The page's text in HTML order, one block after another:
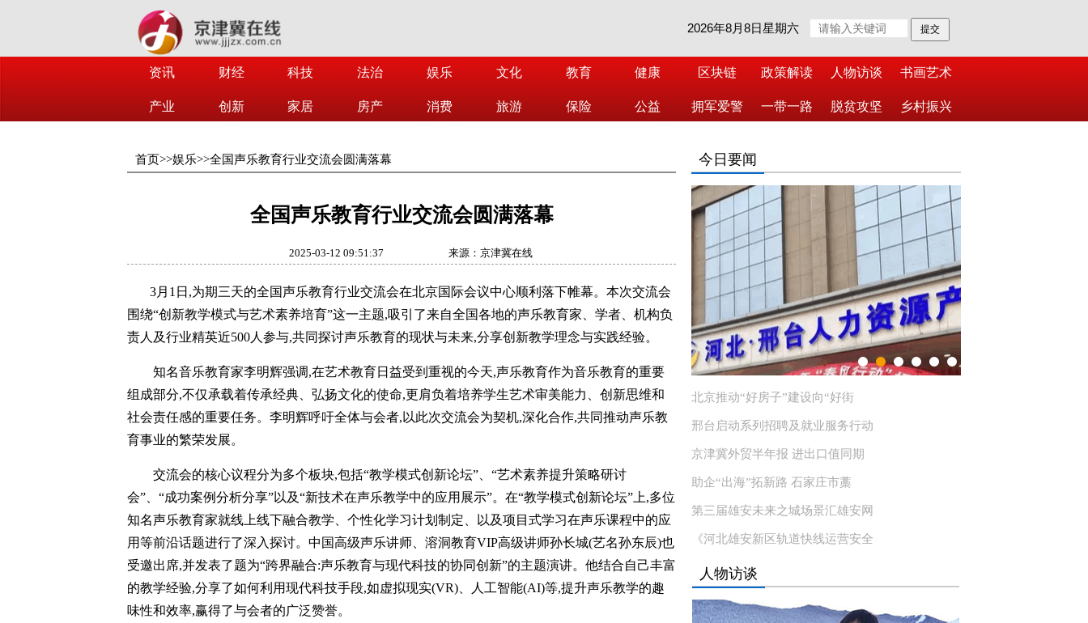
2026年8月8日星期六
资讯 财经 科技 法治 娱乐 文化 教育 健康 区块链 政策解读 人物访谈 书画艺术
产业 创新 家居 房产 消费 旅游 保险 公益 拥军爱警 一带一路 脱贫攻坚 乡村振兴
首页>>娱乐>>全国声乐教育行业交流会圆满落幕
全国声乐教育行业交流会圆满落幕
2025-03-12 09:51:37 来源：京津冀在线
3月1日,为期三天的全国声乐教育行业交流会在北京国际会议中心顺利落下帷幕。本次交流会
围绕“创新教学模式与艺术素养培育”这一主题,吸引了来自全国各地的声乐教育家、学者、机构负
责人及行业精英近500人参与,共同探讨声乐教育的现状与未来,分享创新教学理念与实践经验。
知名音乐教育家李明辉强调,在艺术教育日益受到重视的今天,声乐教育作为音乐教育的重要
组成部分,不仅承载着传承经典、弘扬文化的使命,更肩负着培养学生艺术审美能力、创新思维和
社会责任感的重要任务。李明辉呼吁全体与会者,以此次交流会为契机,深化合作,共同推动声乐教
育事业的繁荣发展。
交流会的核心议程分为多个板块,包括“教学模式创新论坛”、“艺术素养提升策略研讨
会”、“成功案例分析分享”以及“新技术在声乐教学中的应用展示”。在“教学模式创新论坛”上,多位
知名声乐教育家就线上线下融合教学、个性化学习计划制定、以及项目式学习在声乐课程中的应
用等前沿话题进行了深入探讨。中国高级声乐讲师、溶洞教育VIP高级讲师孙长城(艺名孙东辰)也
受邀出席,并发表了题为“跨界融合:声乐教育与现代科技的协同创新”的主题演讲。他结合自己丰富
的教学经验,分享了如何利用现代科技手段,如虚拟现实(VR)、人工智能(AI)等,提升声乐教学的趣
味性和效率,赢得了与会者的广泛赞誉。
今日要闻
北京推动“好房子”建设向“好街
邢台启动系列招聘及就业服务行动
京津冀外贸半年报 进出口值同期
助企“出海”拓新路 石家庄市藁
第三届雄安未来之城场景汇雄安网
《河北雄安新区轨道快线运营安全
人物访谈